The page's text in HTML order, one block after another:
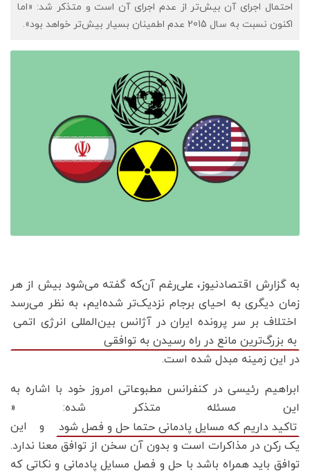
احتمال اجرای آن بیش‌تر از عدم اجرای آن است و متذکر شد: «اما
اکنون نسبت به سال 2015 عدم اطمینان بسیار بیش‌تر خواهد بود».
به گزارش اقتصادنیوز، علی‌رغم آن‌که گفته می‌شود بیش از هر
زمان دیگری به احیای برجام نزدیک‌تر شده‌ایم، به نظر می‌رسد
اختلاف بر سر پرونده ایران در آژانس بین‌المللی انرژی اتمی
به بزرگ‌ترین مانع در راه رسیدن به توافقی
در این زمینه مبدل شده است.
ابراهیم رئیسی در کنفرانس مطبوعاتی امروز خود با اشاره به
این مسئله متذکر شده: «
تاکید داریم که مسایل پادمانی حتما حل و فصل شود
و این
یک رکن در مذاکرات است و بدون آن سخن از توافق معنا ندارد.
توافق باید همراه باشد با حل و فصل مسایل پادمانی و نکاتی که